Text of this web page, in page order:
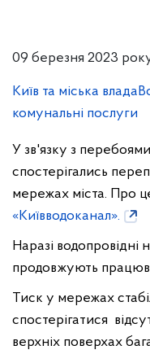
09 березня 2023
Київ та міська влада
комунальні послуги
У зв'язку з
спостерігались
мережах міста. Про
«Київводоканал».
Наразі водопровідні
продовжують
Тиск у мережах
спостерігатися
верхніх поверхах